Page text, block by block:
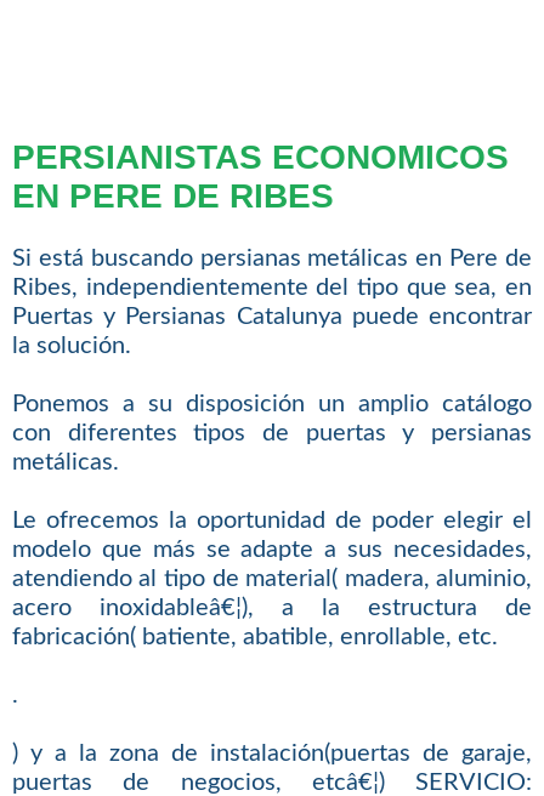
PERSIANISTAS ECONOMICOS
EN PERE DE RIBES
Si está buscando persianas metálicas en Pere de
Ribes, independientemente del tipo que sea, en
Puertas y Persianas Catalunya puede encontrar
la solución.
Ponemos a su disposición un amplio catálogo
con diferentes tipos de puertas y persianas
metálicas.
Le ofrecemos la oportunidad de poder elegir el
modelo que más se adapte a sus necesidades,
atendiendo al tipo de material( madera, aluminio,
acero inoxidableâ€¦), a la estructura de
fabricación( batiente, abatible, enrollable, etc.
.
) y a la zona de instalación(puertas de garaje,
puertas de negocios, etcâ€¦) SERVICIO: